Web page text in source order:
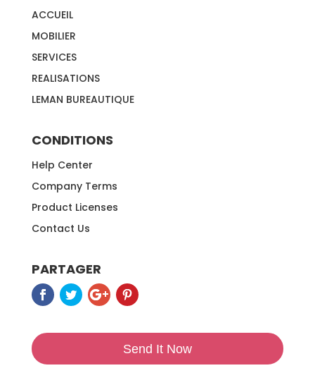
ACCUEIL
MOBILIER
SERVICES
REALISATIONS
LEMAN BUREAUTIQUE
CONDITIONS
Help Center
Company Terms
Product Licenses
Contact Us
PARTAGER
Send It Now